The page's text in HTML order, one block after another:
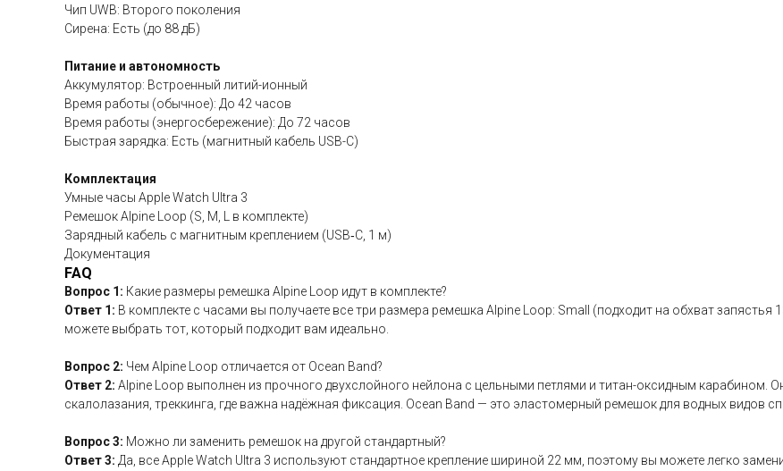
Чип UWB: Второго поколения
Сирена: Есть (до 88 дБ)
Питание и автономность
Аккумулятор: Встроенный литий-ионный
Время работы (обычное): До 42 часов
Время работы (энергосбережение): До 72 часов
Быстрая зарядка: Есть (магнитный кабель USB-C)
Комплектация
Умные часы Apple Watch Ultra 3
Ремешок Alpine Loop (S, M, L в комплекте)
Зарядный кабель с магнитным креплением (USB‑C, 1 м)
Документация
FAQ
Вопрос 1: Какие размеры ремешка Alpine Loop идут в комплекте?
Ответ 1: В комплекте с часами вы получаете все три размера ремешка Alpine Loop: Small (подходит на обхват
можете выбрать тот, который подходит вам идеально.
Вопрос 2: Чем Alpine Loop отличается от Ocean Band?
Ответ 2: Alpine Loop выполнен из прочного двухслойного нейлона с цельными петлями и титан-оксидным карабином.
скалолазания, треккинга, где важна надёжная фиксация. Ocean Band — это эластомерный ремешок для водных видов
Вопрос 3: Можно ли заменить ремешок на другой стандартный?
Ответ 3: Да, все Apple Watch Ultra 3 используют стандартное крепление шириной 22 мм, поэтому вы можете легко